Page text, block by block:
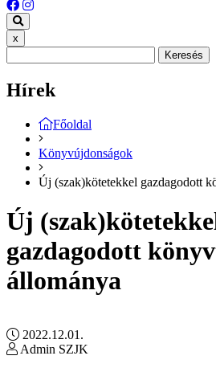
x
Keresés
Hírek
Főoldal
Könyvújdonságok
Új (szak)kötetekkel gazdagodott
Új
gazdagodott
állománya
2022.12.01.
Admin SZJK